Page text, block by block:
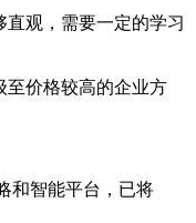
观，需要一定的学习
价格较高的企业方
智能平台，已将